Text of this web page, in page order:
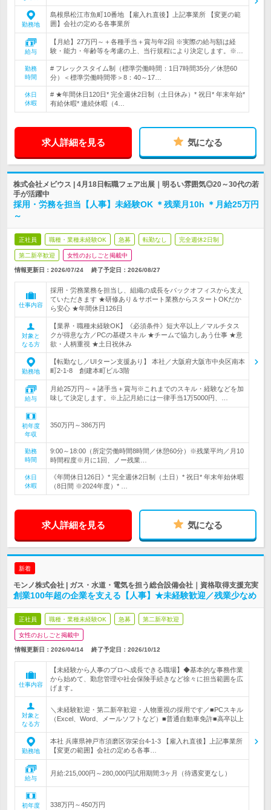
勤務地
島根県松江市魚町10番地 【雇入れ直後】上記事業所 【変更の範
囲】会社の定める各事業所
給与
【月給】27万円～＋各種手当＋賞与年2回 ※実際の給与額は経
験・能力・年齢等を考慮の上、当行規程により決定します。※…
勤務
時間
# フレックスタイム制（標準労働時間：1日7時間35分／休憩60
分）＜標準労働時間帯＞8：40～17…
休日
休暇
# ★年間休日120日* 完全週休2日制（土日休み）* 祝日* 年末年始*
有給休暇* 連続休暇（4…
求人詳細を見る 気になる
株式会社メビウス | 4月18日転職フェア出展｜明るい雰囲気◎20～30代の若
手が活躍中
採用・労務を担当【人事】未経験OK ＊残業月10h ＊月給25万円
～
正社員 職種・業種未経験OK 急募 転勤なし 完全週休2日制
第二新卒歓迎 女性のおしごと掲載中
情報更新日：2026/07/24 終了予定日： 2026/08/27
仕事内容
採用・労務業務を担当し、組織の成長をバックオフィスから支え
ていただきます ★研修あり＆サポート業務からスタートOKだか
ら安心 ★年間休日126日
対象と
なる方
【業界・職種未経験OK】《必須条件》短大卒以上／マルチタス
クが得意な方／PCの基礎スキル ★チームで協力しあう仕事 ★意
欲・人柄重視 ★土日祝休み
勤務地
【転勤なし／UIターン支援あり】 本社／大阪府大阪市中央区南本
町2-1-8 創建本町ビル3階
給与
月給25万円～＋諸手当＋賞与※これまでのスキル・経験などを加
味して決定します。※上記月給には一律手当1万5000円、…
初年度
年収
350万円～386万円
勤務
時間
9:00～18:00（所定労働時間8時間／休憩60分）※残業平均／月10
時間程度※月に1回、ノー残業…
休日
休暇
《年間休日126日》* 完全週休2日制（土日）* 祝日* 年末年始休暇
（8日間 ※2024年度）* …
求人詳細を見る 気になる
新着
モンノ株式会社 | ガス・水道・電気を担う総合設備会社｜資格取得支援充実
創業100年超の企業を支える【人事】★未経験歓迎／残業少なめ
正社員 職種・業種未経験OK 急募 第二新卒歓迎
女性のおしごと掲載中
情報更新日：2026/04/14 終了予定日： 2026/10/12
仕事内容
【未経験から人事のプロへ成長できる職場】◆基本的な事務作業
から始めて、勤怠管理や社会保険手続きなど徐々に担当範囲を広
げます。
対象と
なる方
＼未経験歓迎・第二新卒歓迎・人物重視の採用です／■PCスキル
（Excel、Word、メールソフトなど）■普通自動車免許■高卒以上
勤務地
本社 兵庫県神戸市須磨区弥栄台4-1-3 【雇入れ直後】上記事業所
【変更の範囲】会社の定める各事…
給与
月給:215,000円～280,000円試用期間:3ヶ月（待遇変更なし）
初年度
338万円～450万円